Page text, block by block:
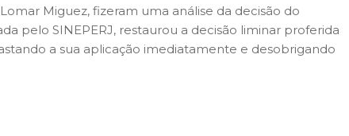
Miguez, fizeram uma análise da decisão do
pelo SINEPERJ, restaurou a decisão liminar proferida
a sua aplicação imediatamente e desobrigando